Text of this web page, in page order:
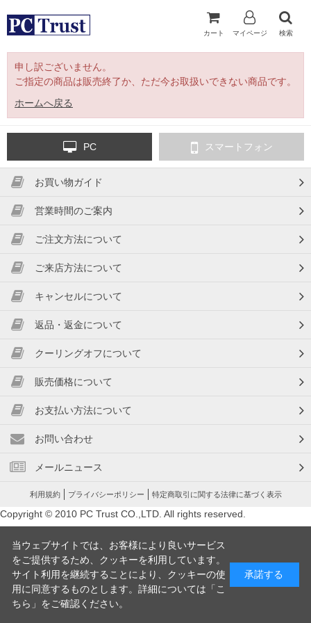
カート マイページ 検索
申し訳ございません。
ご指定の商品は販売終了か、ただ今お取扱いできない商品です。
ホームへ戻る
PC スマートフォン
お買い物ガイド
営業時間のご案内
ご注文方法について
ご来店方法について
キャンセルについて
返品・返金について
クーリングオフについて
販売価格について
お支払い方法について
お問い合わせ
メールニュース
利用規約 プライバシーポリシー 特定商取引に関する法律に基づく表示
Copyright © 2010 PC Trust CO.,LTD. All rights reserved.
当ウェブサイトでは、お客様により良いサービス
をご提供するため、クッキーを利用しています。
サイト利用を継続することにより、クッキーの使
用に同意するものとします。詳細については「 こ
ちら 」をご確認ください。
承諾する